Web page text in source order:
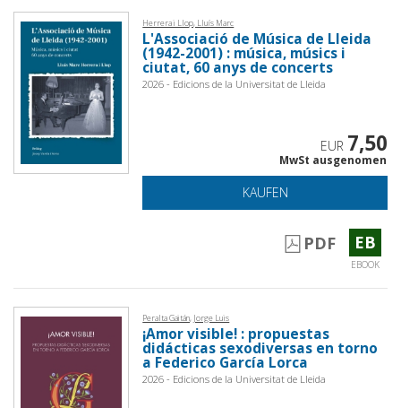
Herrera i Llop, Lluís Marc
L'Associació de Música de Lleida
(1942-2001) : música, músics i
ciutat, 60 anys de concerts
2026 - Edicions de la Universitat de Lleida
EUR 7,50
MwSt ausgenomen
KAUFEN
PDF EB
EBOOK
Peralta Gaitán, Jorge Luis
¡Amor visible! : propuestas
didácticas sexodiversas en torno
a Federico García Lorca
2026 - Edicions de la Universitat de Lleida